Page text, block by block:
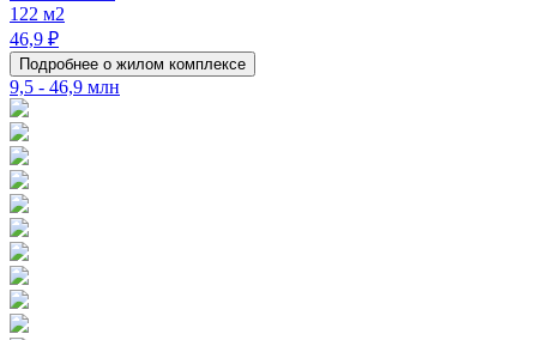
122 м2
46,9 ₽
Подробнее о жилом комплексе
9,5 - 46,9 млн